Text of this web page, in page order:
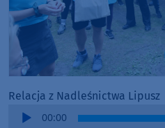
Relacja z Nadleśnictwa Lipusz
Audio
00:00